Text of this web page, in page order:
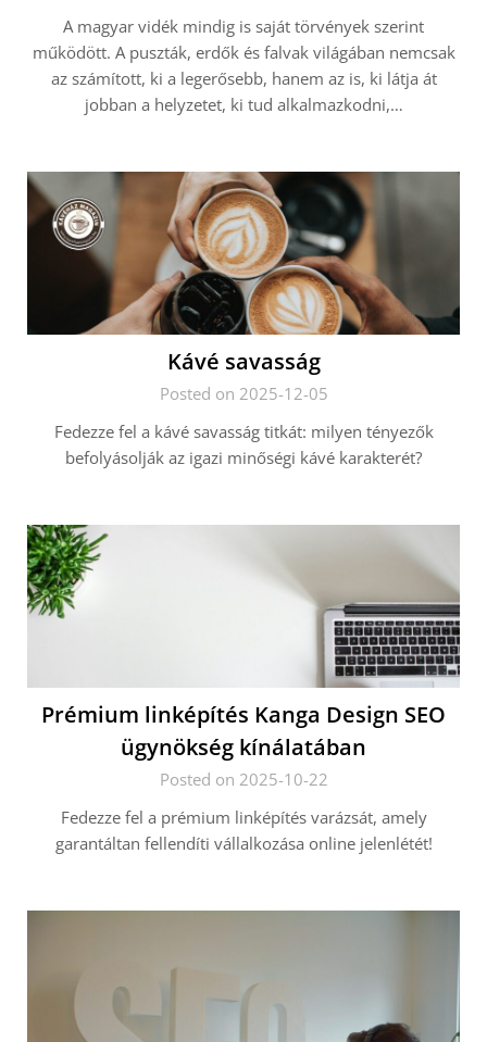
A magyar vidék mindig is saját törvények szerint
működött. A puszták, erdők és falvak világában nemcsak
az számított, ki a legerősebb, hanem az is, ki látja át
jobban a helyzetet, ki tud alkalmazkodni,…
Kávé savasság
Posted on 2025-12-05
Fedezze fel a kávé savasság titkát: milyen tényezők
befolyásolják az igazi minőségi kávé karakterét?
Prémium linképítés Kanga Design SEO
ügynökség kínálatában
Posted on 2025-10-22
Fedezze fel a prémium linképítés varázsát, amely
garantáltan fellendíti vállalkozása online jelenlétét!